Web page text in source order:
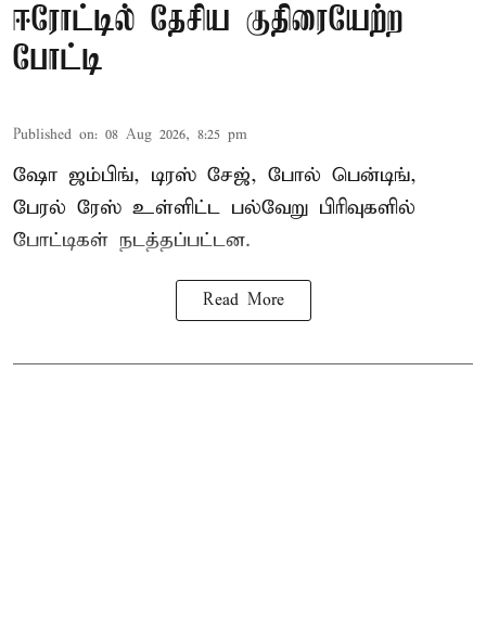
ஈரோட்டில் தேசிய குதிரையேற்ற
போட்டி
Published on: 08 Aug 2026, 8:25 pm
ஷோ ஜம்பிங், டிரஸ் சேஜ், போல் பென்டிங்,
பேரல் ரேஸ் உள்ளிட்ட பல்வேறு பிரிவுகளில்
போட்டிகள் நடத்தப்பட்டன.
Read More